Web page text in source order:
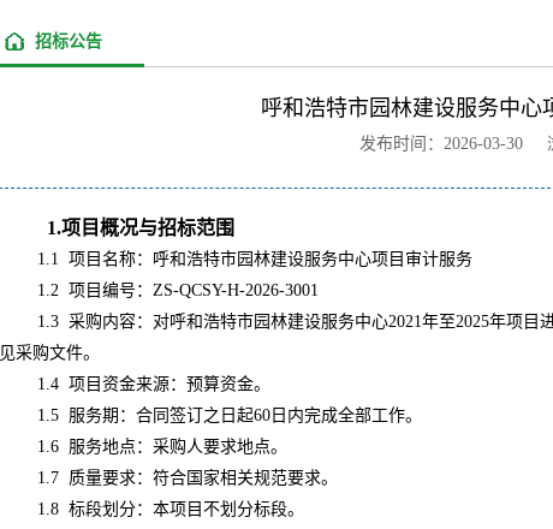
招标公告
呼和浩特市园林建设服务中心
发布时间：2026-03-30
1.项目概况与招标范围
1.1 项目名称：呼和浩特市园林建设服务中心项目审计服务
1.2 项目编号：ZS-QCSY-H-2026-3001
1.3 采购内容：对呼和浩特市园林建设服务中心2021年至2025年项
见采购文件。
1.4 项目资金来源：预算资金。
1.5 服务期：合同签订之日起60日内完成全部工作。
1.6 服务地点：采购人要求地点。
1.7 质量要求： 符合国家相关规范要求。
1.8 标段划分：本项目不划分标段。